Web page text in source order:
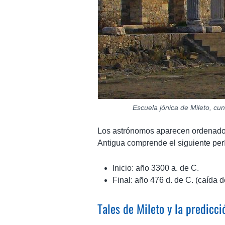
Escuela jónica de Mileto,
Los astrónomos aparecen
Antigua comprende el siguiente
Inicio: año 3300 a. de C.
Final: año 476 d. de C. (caída
Tales de Mileto y la